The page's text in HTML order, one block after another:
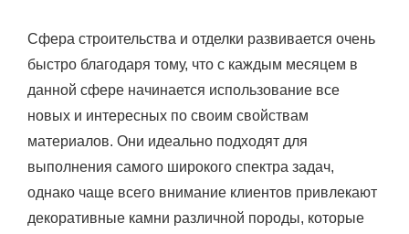
Сфера строительства и отделки развивается очень
быстро благодаря тому, что с каждым месяцем в
данной сфере начинается использование все
новых и интересных по своим свойствам
материалов. Они идеально подходят для
выполнения самого широкого спектра задач,
однако чаще всего внимание клиентов привлекают
декоративные камни различной породы, которые